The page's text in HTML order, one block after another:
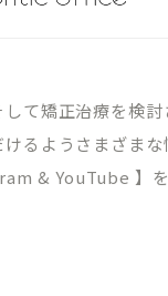
て矯正治療を検
るようさまざまな
& YouTube 】